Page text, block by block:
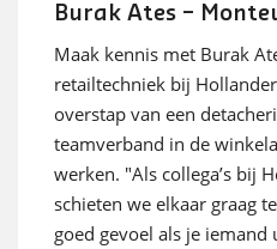
Burak Ates –
Maak kennis met Burak
retailtechniek bij
overstap van een
teamverband in de
werken. "Als collega’s bij
schieten we elkaar graag
goed gevoel als je